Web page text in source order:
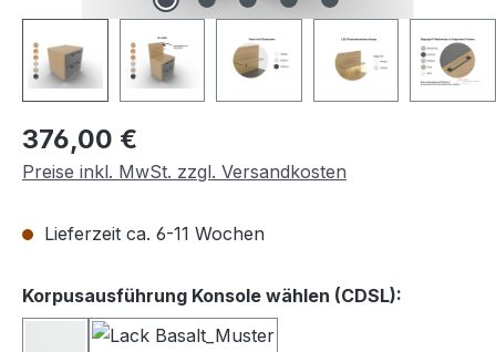
Regulärer Preis:
376,00 €
Preise inkl. MwSt. zzgl. Versandkosten
Lieferzeit ca. 6-11 Wochen
Korpusausführung Konsole wählen (CDSL):